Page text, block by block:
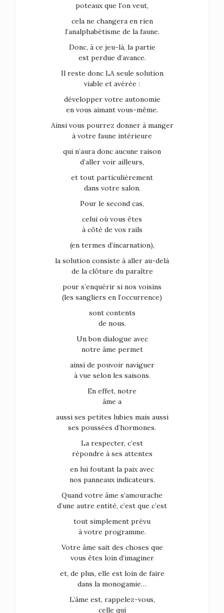
poteaux que l’on veut,
cela ne changera en rien
l’analphabétisme de la faune.
Donc, à ce jeu-là, la partie
est perdue d’avance.
Il reste donc LA seule solution
viable et avérée :
développer votre autonomie
en vous aimant vous-même.
Ainsi vous pourrez donner à manger
à votre faune intérieure
qui n’aura donc aucune raison
d’aller voir ailleurs,
et tout particulièrement
dans votre salon.
Pour le second cas,
celui où vous êtes
à côté de vos rails
(en termes d’incarnation),
la solution consiste à aller au-delà
de la clôture du paraître
pour s’enquérir si nos voisins
(les sangliers en l’occurrence)
sont contents
de nous.
Un bon dialogue avec
notre âme permet
ainsi de pouvoir naviguer
à vue selon les saisons.
En effet, notre
âme a
aussi ses petites lubies mais aussi
ses poussées d’hormones.
La respecter, c’est
répondre à ses attentes
en lui foutant la paix avec
nos panneaux indicateurs.
Quand votre âme s’amourache
d’une autre entité, c’est que c’est
tout simplement prévu
à votre programme.
Votre âme sait des choses que
vous êtes loin d’imaginer
et, de plus, elle est loin de faire
dans la monogamie…
L’âme est, rappelez-vous,
celle qui